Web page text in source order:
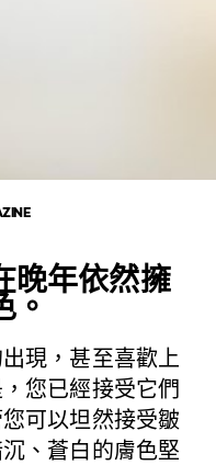
晚年依然擁
。
現，甚至喜歡上
您已經接受它們
可以坦然接受皺
、蒼白的膚色堅